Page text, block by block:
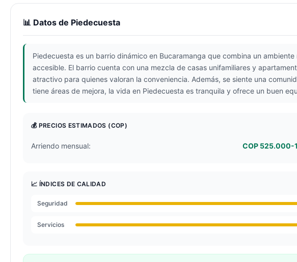
📊 Datos de Piedecuesta
Piedecuesta es un barrio dinámico en Bucaramanga que combina un
accesible. El barrio cuenta con una mezcla de casas unifamiliares y
atractivo para quienes valoran la conveniencia. Además, se siente una
tiene áreas de mejora, la vida en Piedecuesta es tranquila y ofrece un buen
💰 PRECIOS ESTIMADOS (COP)
Arriendo mensual: COP 525.000-
📈 ÍNDICES DE CALIDAD
Seguridad
Servicios